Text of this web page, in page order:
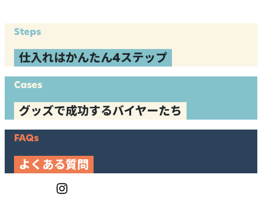
Steps
仕入れはかんたん4ステップ
Cases
グッズで成功するバイヤーたち
FAQs
よくある質問